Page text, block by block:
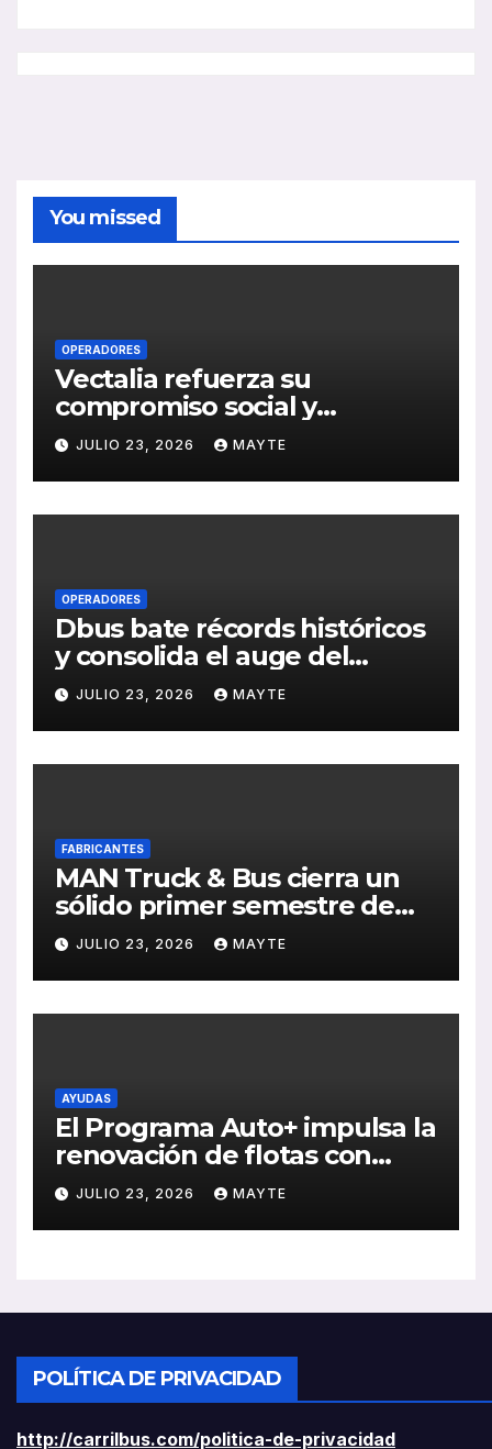
You missed
OPERADORES
Vectalia refuerza su
compromiso social y
medioambiental con la
publicación de su Memoria
de RSC 2025
JULIO 23, 2026 MAYTE
OPERADORES
Dbus bate récords históricos
y consolida el auge del
transporte público en San
Sebastián
JULIO 23, 2026 MAYTE
FABRICANTES
MAN Truck & Bus cierra un
sólido primer semestre de
2026 con crecimiento en
ventas, pedidos y
rentabilidad
JULIO 23, 2026 MAYTE
AYUDAS
El Programa Auto+ impulsa la
renovación de flotas con
ayudas a vehículos eléctricos
ligeros
JULIO 23, 2026 MAYTE
POLÍTICA DE PRIVACIDAD
http://carrilbus.com/politica-de-privacidad